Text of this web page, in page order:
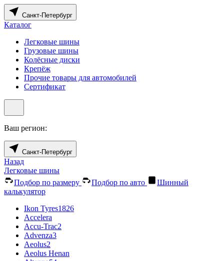
Санкт-Петербург
Каталог
Легковые шины
Грузовые шины
Колёсные диски
Крепёж
Прочие товары для автомобилей
Сертификат
Ваш регион:
Санкт-Петербург
Назад
Легковые шины
Подбор по размеру
Подбор по авто
Шинный
калькулятор
Ikon Tyres1826
Accelera
Accu-Trac2
Advenza3
Aeolus2
Aeolus Henan